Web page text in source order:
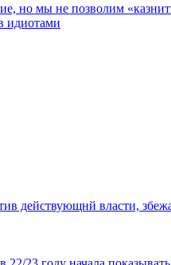
но мы не позволим
идиотами
действующнй власти,